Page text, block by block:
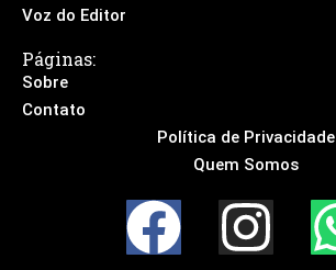
Voz do Editor
Páginas:
Sobre
Contato
Política de Privacidade
Quem Somos